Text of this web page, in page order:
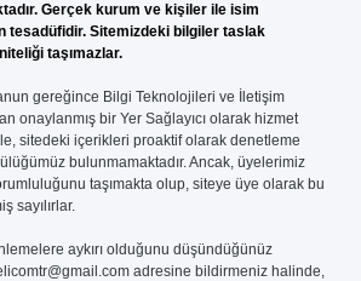
Gerçek kurum ve kişiler ile isim
tesadüfidir. Sitemizdeki bilgiler taslak
taşımazlar.
gereğince Bilgi Teknolojileri ve İletişim
onaylanmış bir Yer Sağlayıcı olarak hizmet
sitedeki içerikleri proaktif olarak denetleme
bulunmamaktadır. Ancak, üyelerimiz
taşımakta olup, siteye üye olarak bu
sayılırlar.
aykırı olduğunu düşündüğünüz
adresine bildirmeniz halinde,